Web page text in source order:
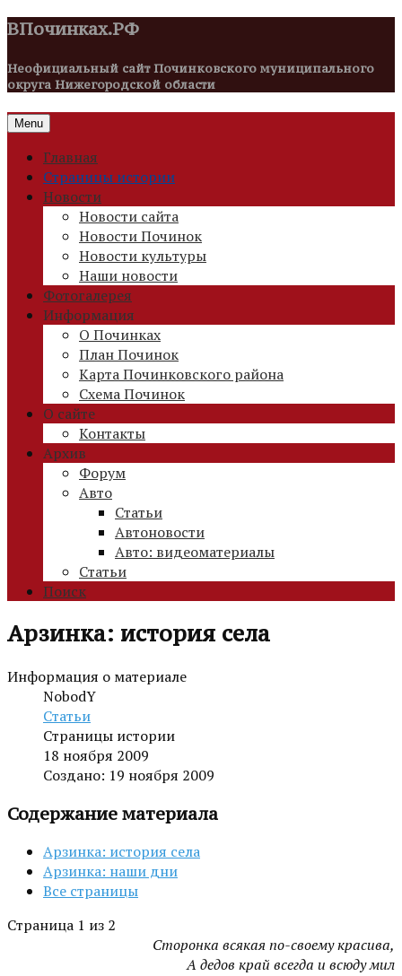
ВПочинках.РФ
Неофициальный сайт Починковского муниципального
округа Нижегородской области
Menu
Главная
Страницы истории
Новости
Новости сайта
Новости Починок
Новости культуры
Наши новости
Фотогалерея
Информация
О Починках
План Починок
Карта Починковского района
Схема Починок
О сайте
Контакты
Архив
Форум
Авто
Статьи
Автоновости
Авто: видеоматериалы
Статьи
Поиск
Арзинка: история села
Информация о материале
NobodY
Статьи
Страницы истории
18 ноября 2009
Создано: 19 ноября 2009
Содержание материала
Арзинка: история села
Арзинка: наши дни
Все страницы
Страница 1 из 2
Сторонка всякая по-своему красива,
А дедов край всегда и всюду мил